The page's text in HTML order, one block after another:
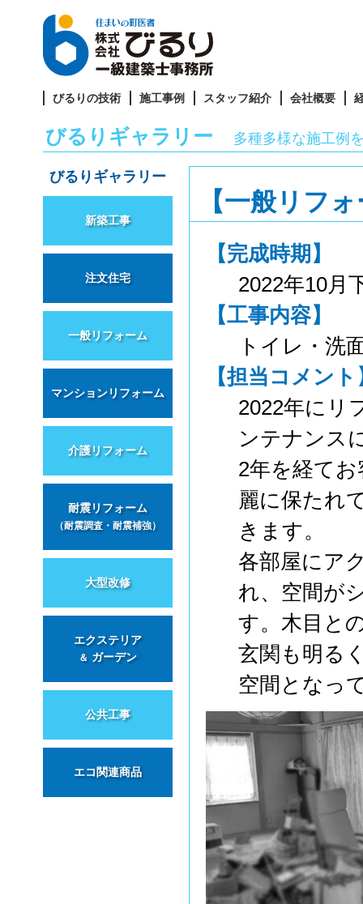
びるりの技術 施工事例 スタッフ紹介 会社概要
びるりギャラリー 多種多様な施工例
【一般リフ
【完成時期】
2022年10月
【工事内容】
トイレ・洗
【担当コメント
2022年にリ
ンテナンス
2年を経て
麗に保たれ
きます。
各部屋にア
れ、空間が
す。木目と
玄関も明る
空間となっ
びるりギャラリー
新築工事
注文住宅
一般リフォーム
マンションリフォーム
介護リフォーム
耐震リフォーム
（耐震調査・耐震補強）
大型改修
エクステリア
＆ ガーデン
公共工事
エコ関連商品